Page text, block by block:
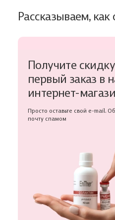
Рассказываем,
Получите
первый заказ в
интернет-
Просто оставьте свой e-mail.
почту спамом